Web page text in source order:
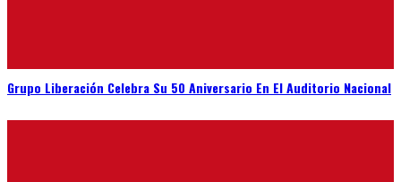
Grupo Liberación Celebra Su 50 Aniversario En El Auditorio Nacional